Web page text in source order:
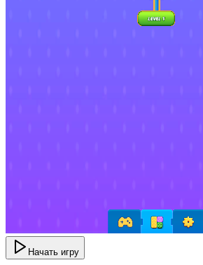
Начать игру